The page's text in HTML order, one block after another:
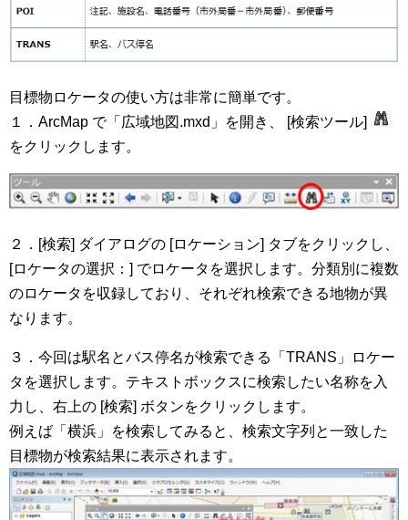
目標物ロケータの使い方は非常に簡単です。
１．ArcMap で「広域地図.mxd」を開き、 [検索ツール]
をクリックします。
２．[検索] ダイアログの [ロケーション] タブをクリックし、
[ロケータの選択：] でロケータを選択します。分類別に複数
のロケータを収録しており、それぞれ検索できる地物が異
なります。
３．今回は駅名とバス停名が検索できる「TRANS」ロケー
タを選択します。テキストボックスに検索したい名称を入
力し、右上の [検索] ボタンをクリックします。
例えば「横浜」を検索してみると、検索文字列と一致した
目標物が検索結果に表示されます。